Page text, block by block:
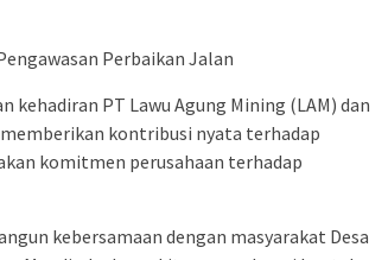
Perbaikan Jalan
kehadiran PT Lawu Agung Mining (LAM) dan
kontribusi nyata terhadap
komitmen perusahaan terhadap
kebersamaan dengan masyarakat Desa